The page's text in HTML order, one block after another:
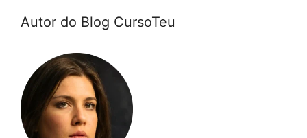
Autor do Blog CursoTeu